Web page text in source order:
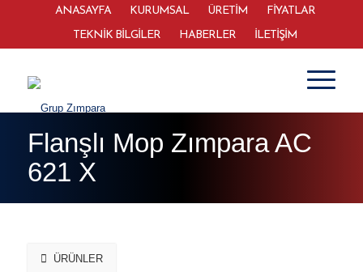
ANASAYFA KURUMSAL ÜRETİM
FİYATLAR
TEKNİK BİLGİLER
HABERLER İLETİŞİM
Flanşlı Mop Zımpara AC
621 X
ÜRÜNLER